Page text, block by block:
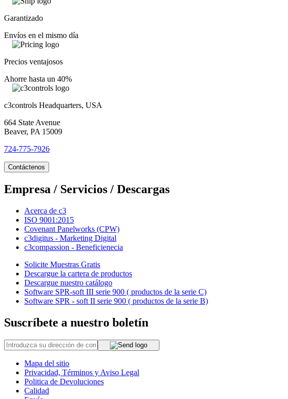
Garantizado
Envíos en el mismo día
Precios ventajosos
Ahorre hasta un 40%
c3controls Headquarters, USA
664 State Avenue
Beaver, PA 15009
724-775-7926
Contáctenos
Empresa / Servicios / Descargas
Acerca de c3
ISO 9001:2015
Covenant Panelworks (CPW)
c3digitus - Marketing Digital
c3compassion - Beneficienecia
Solicite Muestras Gratis
Descargue la cartera de productos
Descargue nuestro catálogo
Software SPR-soft III serie 900 ( productos de la serie C)
Software SPR - soft II serie 900 ( productos de la serie B)
Suscríbete a nuestro boletín
Mapa del sitio
Privacidad, Términos y Aviso Legal
Politica de Devoluciones
Calidad